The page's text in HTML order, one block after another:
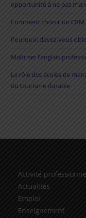
opportunité à ne pas
Comment choisir un
Pourquoi devez-vous
Maîtriser l’anglais
Le rôle des écoles de
du tourisme durable
Activité
Actualités
Emploi
Enseignement